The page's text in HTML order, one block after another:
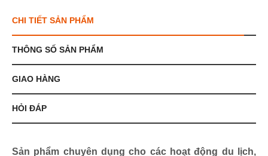
CHI TIẾT SẢN PHẨM
THÔNG SỐ SẢN PHẨM
GIAO HÀNG
HỎI ĐÁP
Sản phẩm chuyên dụng cho các hoạt động du lịch,